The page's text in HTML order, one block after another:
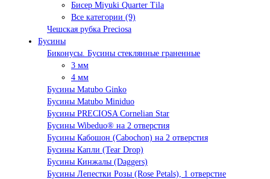
Бисер Miyuki Quarter Tila
Все категории (9)
Чешская рубка Preciosa
Бусины
Биконусы. Бусины стеклянные граненные
3 мм
4 мм
Бусины Matubo Ginko
Бусины Matubo Miniduo
Бусины PRECIOSA Cornelian Star
Бусины Wibeduo® на 2 отверстия
Бусины Кабошон (Cabochon) на 2 отверстия
Бусины Капли (Tear Drop)
Бусины Кинжалы (Daggers)
Бусины Лепестки Розы (Rose Petals), 1 отверстие